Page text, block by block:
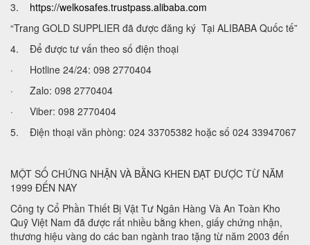
3. https://welkosafes.trustpass.alibaba.com
“Trang GOLD SUPPLIER đã được đăng ký Tại ALIBABA Quốc tế”
4. Để được tư vấn theo số điện thoại
· Hotline 24/24: 098 2770404
· Zalo: 098 2770404
· Viber: 098 2770404
5. Điện thoại văn phòng: 024 33705382 hoặc số 024 33947067
MỘT SỐ CHỨNG NHẬN VÀ BẰNG KHEN ĐẠT ĐƯỢC TỪ NĂM
1999 ĐẾN NAY
Công ty Cổ Phần Thiết Bị Vật Tư Ngân Hàng Và An Toàn Kho
Quỹ Việt Nam đã được rất nhiều bằng khen, giấy chứng nhận,
thương hiệu vàng do các ban ngành trao tặng từ năm 2003 đến